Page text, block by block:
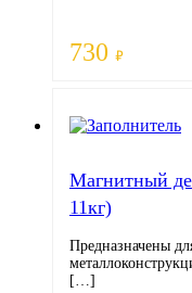
730 ₽
Магнитный
11кг)
Предназначены
[…]